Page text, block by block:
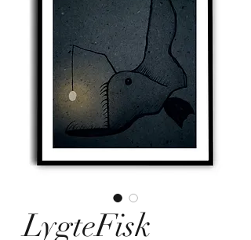
LygteFisk